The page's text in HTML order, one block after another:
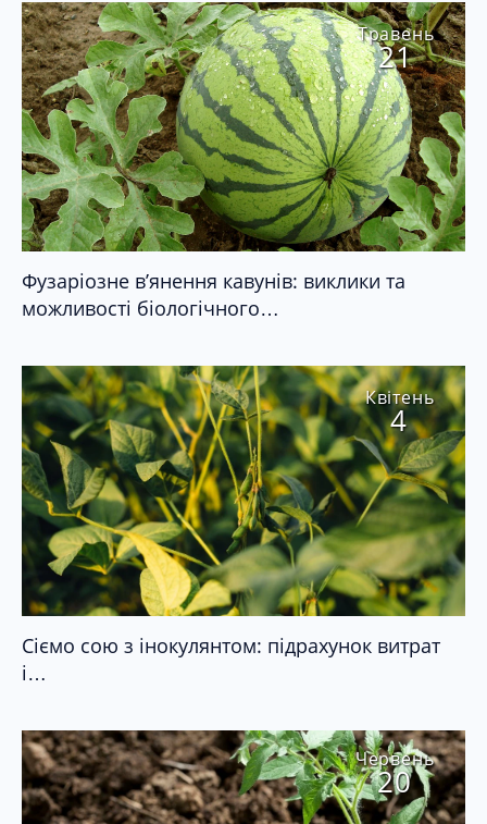
Фузаріозне в’янення кавунів: виклики та
можливості біологічного…
Травень
21
Сіємо сою з інокулянтом: підрахунок витрат
і…
Квітень
4
Червень
20